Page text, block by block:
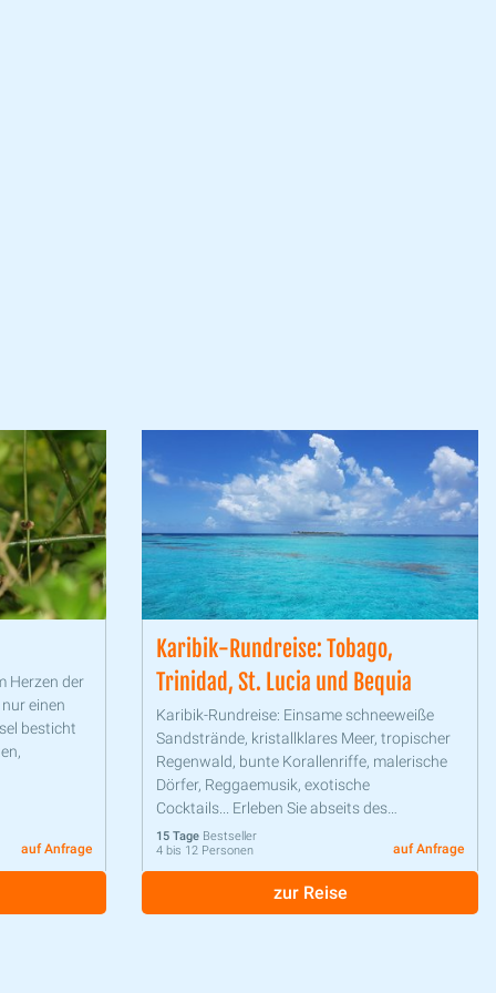
Herzen der
einen
besticht
auf Anfrage
Karibik-Rundreise: Tobago,
Trinidad, St. Lucia und Bequia
Karibik-Rundreise: Einsame schneeweiße
Sandstrände, kristallklares Meer, tropischer
Regenwald, bunte Korallenriffe, malerische
Dörfer, Reggaemusik, exotische
Cocktails... Erleben Sie abseits des
Massentourismus die schönsten,
weitgehend unentdeckten Plätze der Karibik!
15 Tage Bestseller
4 bis 12 Personen
auf Anfrage
zur Reise